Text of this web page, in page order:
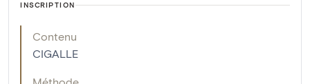
INSCRIPTION
Contenu
CIGALLE